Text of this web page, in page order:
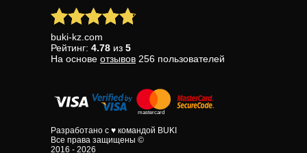
buki-kz.com
Рейтинг: 4.78 из 5
На основе отзывов 256 пользователей
Разработано с ♥ командой BUKI
Все права защищены ©
2016 - 2026